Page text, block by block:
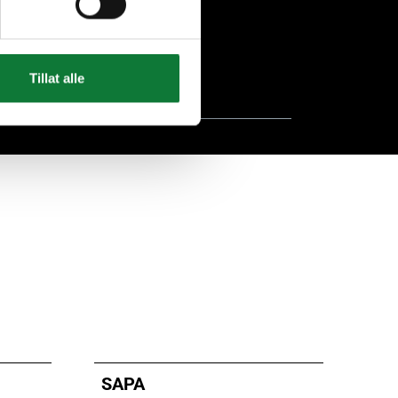
Tillat alle
aluminium recyclé
SAPA